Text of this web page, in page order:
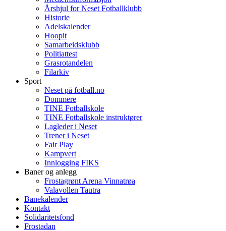
Årshjul for Neset Fotballklubb
Historie
Adelskalender
Hoopit
Samarbeidsklubb
Politiattest
Grasrotandelen
Filarkiv
Sport
Neset på fotball.no
Dommere
TINE Fotballskole
TINE Fotballskole instruktører
Lagleder i Neset
Trener i Neset
Fair Play
Kampvert
Innlogging FIKS
Baner og anlegg
Frostagrønt Arena Vinnatrøa
Valavollen Tautra
Banekalender
Kontakt
Solidaritetsfond
Frostadan